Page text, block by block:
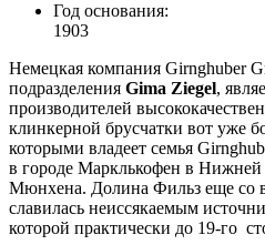
Год основания:
1903
Немецкая компания Girnghuber
подразделения Gima Ziegel,
производителей
клинкерной брусчатки вот уже
которыми владеет семья
в городе Марклькофен в Нижней
Мюнхена. Долина Фильз еще со
славилась неиссякаемым
которой практически до 19-го